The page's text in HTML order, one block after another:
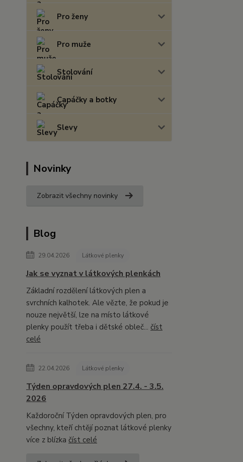
Pro ženy
Pro muže
Stolování
Capáčky a botky
Slevy
Novinky
Zobrazit všechny novinky
Blog
29.04.2026 Látkové plenky
Jak se vyznat v látkových plenkách
Základní rozdělení látkových plen a
svrchních kalhotek. Ale vězte, že pokud je
nouze největší, lze na místo látkové
plenky použít třeba i dětské obleč... číst
celé
22.04.2026 Látkové plenky
Týden opravdových plen 27.4. - 3.5.
2026
Každoroční Týden opravdových plen, pro
všechny, kteří chtějí poznat látkové plenky
více z blízka číst celé